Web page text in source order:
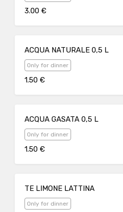
3.00 €
ACQUA NATURALE 0,5 L
Only for dinner
1.50 €
ACQUA GASATA 0,5 L
Only for dinner
1.50 €
TE LIMONE LATTINA
Only for dinner